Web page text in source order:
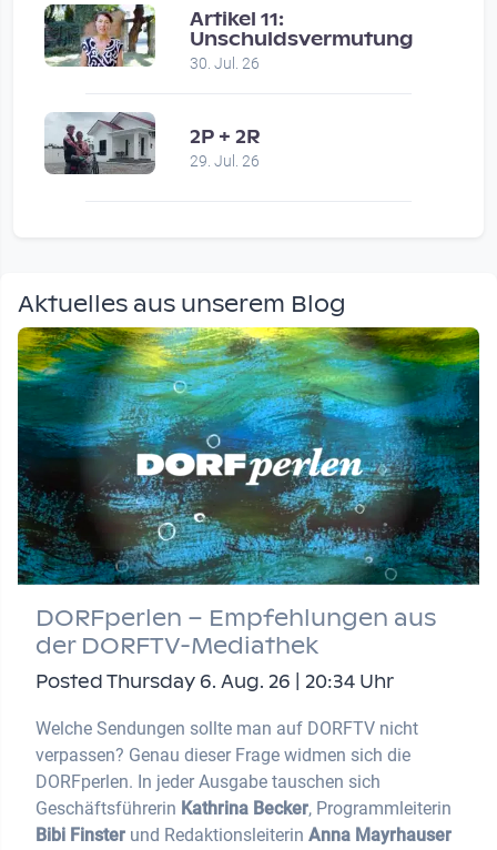
Artikel 11:
Unschuldsvermutung
30. Jul. 26
2P + 2R
29. Jul. 26
Aktuelles aus unserem Blog
DORFperlen – Empfehlungen aus
der DORFTV-Mediathek
Posted Thursday 6. Aug. 26 | 20:34 Uhr
Welche Sendungen sollte man auf DORFTV nicht
verpassen? Genau dieser Frage widmen sich die
DORFperlen. In jeder Ausgabe tauschen sich
Geschäftsführerin Kathrina Becker, Programmleiterin
Bibi Finster und Redaktionsleiterin Anna Mayrhauser